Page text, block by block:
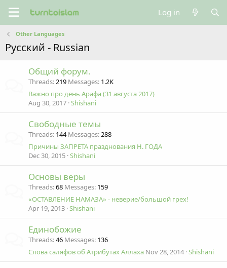
Log in
Other Languages
Русский - Russian
Общий форум.
Threads 219 Messages 1.2K
Важно про день Арафа (31 августа 2017)
Aug 30, 2017 Shishani
Свободные темы
Threads 144 Messages 288
Причины ЗАПРЕТА празднования Н. ГОДА
Dec 30, 2015 Shishani
Основы веры
Threads 68 Messages 159
«ОСТАВЛЕНИЕ НАМАЗА» - неверие/большой грех!
Apr 19, 2013 Shishani
Единобожие
Threads 46 Messages 136
Слова саляфов об Атрибутах Аллаха Nov 28, 2014 Shishani